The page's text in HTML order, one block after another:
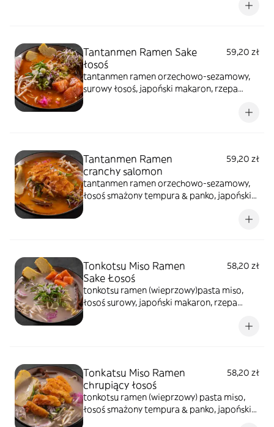
tamago, szczypiorek, kiełki warzyw, sezam
Tantanmen Ramen Sake
łosoś
59,20 zł
tantanmen ramen orzechowo-sezamowy,
surowy łosoś, japoński makaron, rzepa
surimi, szczypiorek, kiełki warzyw, sezam
Tantanmen Ramen
cranchy salomon
59,20 zł
tantanmen ramen orzechowo-sezamowy,
łosoś smażony tempura & panko, japoński
Tonkotsu Miso Ramen
Sake Łosoś
58,20 zł
tonkotsu ramen (wieprzowy)pasta miso,
łosoś surowy, japoński makaron, rzepa
tamago, szczypiorek, kiełki warzyw, sezam
Tonkatsu Miso Ramen
chrupiący łosoś
58,20 zł
tonkotsu ramen (wieprzowy) pasta miso,
łosoś smażony tempura & panko, japoński